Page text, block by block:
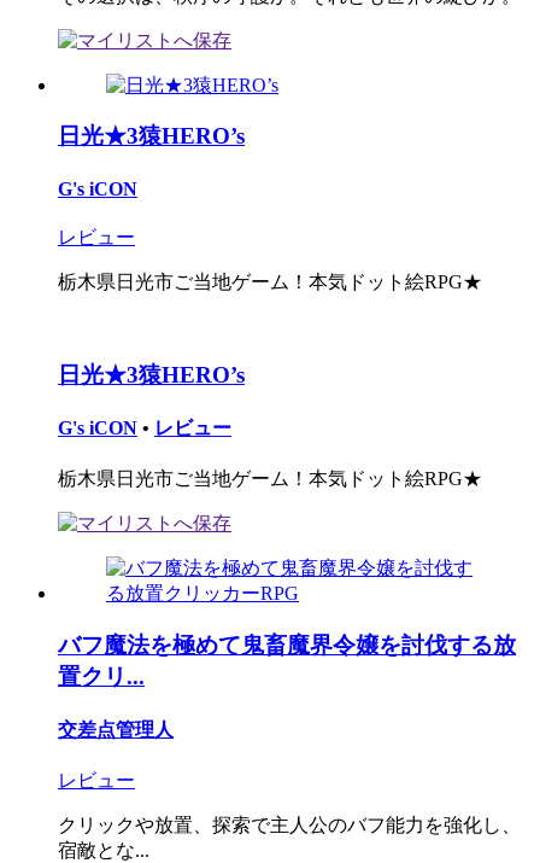
日光★3猿HERO’s
G's iCON
レビュー
栃木県日光市ご当地ゲーム！本気ドット絵RPG★
日光★3猿HERO’s
G's iCON • レビュー
栃木県日光市ご当地ゲーム！本気ドット絵RPG★
バフ魔法を極めて鬼畜魔界令嬢を討伐する放
置クリ...
交差点管理人
レビュー
クリックや放置、探索で主人公のバフ能力を強化し、
宿敵とな...